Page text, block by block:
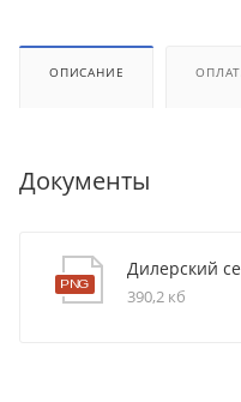
ОПИСАНИЕ
Документы
Дилерский
390,2 кб